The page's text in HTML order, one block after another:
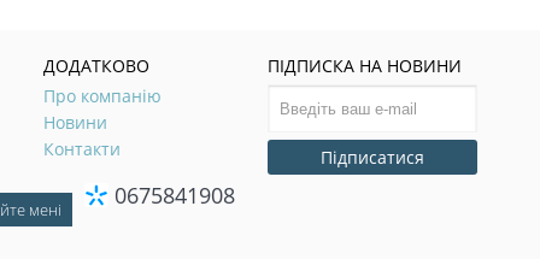
ДОДАТКОВО
Про компанію
Новини
Контакти
ПІДПИСКА НА НОВИНИ
Підписатися
0675841908